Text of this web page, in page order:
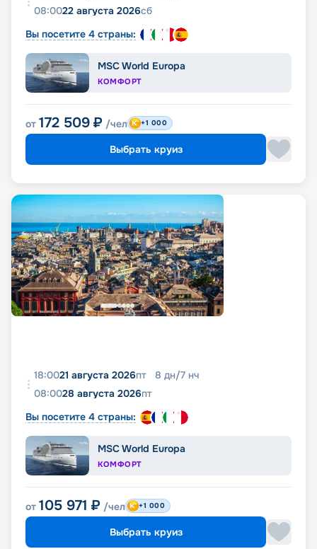
08:0022 августа 2026сб
Вы посетите 4 страны:
MSC World Europa
КОМФОРТ
от 172 509 ₽ /чел +1 000
Выбрать круиз
18:0021 августа 2026пт 8 дн/7 нч
08:0028 августа 2026пт
Вы посетите 4 страны:
MSC World Europa
КОМФОРТ
от 105 971 ₽ /чел +1 000
Выбрать круиз